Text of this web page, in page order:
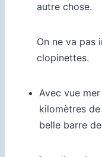
autre chose.
On ne va pas
clopinettes.
Avec vue
kilomètres de
belle barre